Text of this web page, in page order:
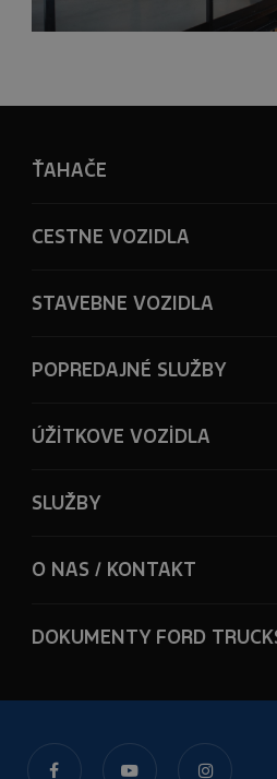
ŤAHAČE
CESTNE VOZIDLA
STAVEBNE VOZIDLA
POPREDAJNÉ SLUŽBY
ÚŽİTKOVE VOZİDLA
SLUŽBY
O NAS / KONTAKT
DOKUMENTY FORD